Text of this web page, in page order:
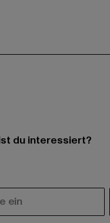
du interessiert?